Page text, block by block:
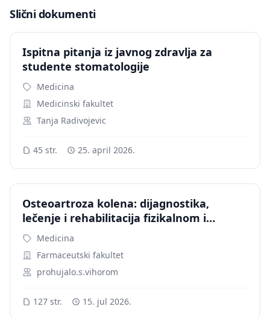
Slični dokumenti
Ispitna pitanja iz javnog zdravlja za
studente stomatologije
Medicina
Medicinski fakultet
Tanja Radivojevic
45 str. 25. april 2026.
Osteoartroza kolena: dijagnostika,
lečenje i rehabilitacija fizikalnom i
kineziterapijom
Medicina
Farmaceutski fakultet
prohujalo.s.vihorom
127 str. 15. jul 2026.